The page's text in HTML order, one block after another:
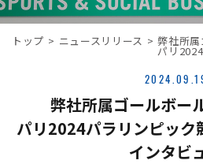
トップ > ニュースリリース > 弊社所
パリ
弊社所属ゴールボー
パリ2024パラリンピック
インタビ